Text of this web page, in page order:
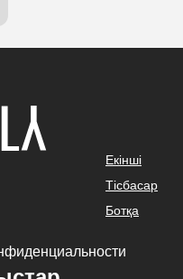
Екінші
Тісбасар
Ботқа